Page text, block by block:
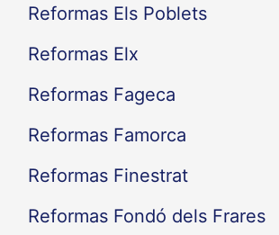
Reformas Els Poblets
Reformas Elx
Reformas Fageca
Reformas Famorca
Reformas Finestrat
Reformas Fondó dels Frares